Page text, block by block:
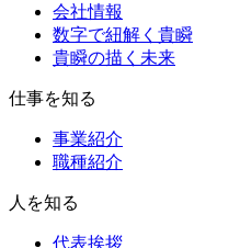
会社情報
数字で紐解く貴瞬
貴瞬の描く未来
仕事を知る
事業紹介
職種紹介
人を知る
代表挨拶